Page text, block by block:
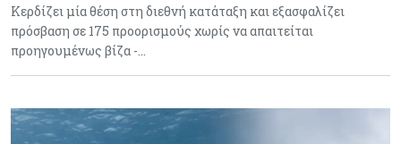
Κερδίζει μία θέση στη διεθνή κατάταξη και εξασφαλίζει
πρόσβαση σε 175 προορισμούς χωρίς να απαιτείται
προηγουμένως βίζα -…